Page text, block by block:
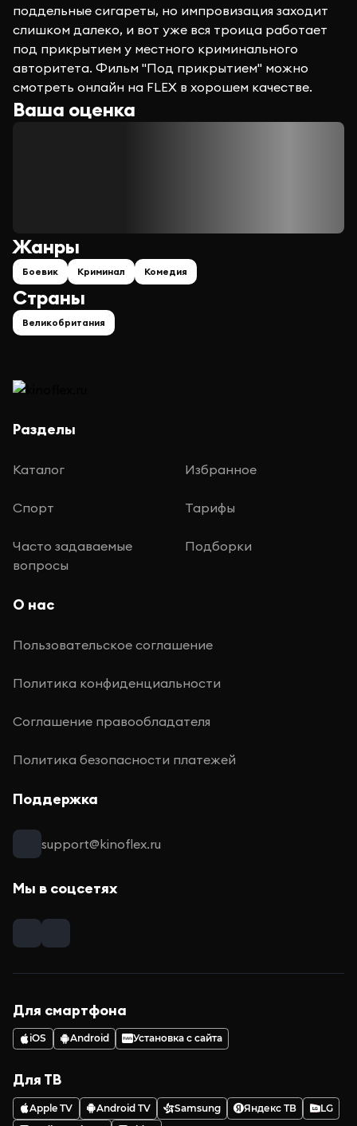
поддельные сигареты, но импровизация заходит
слишком далеко, и вот уже вся троица работает
под прикрытием у местного криминального
авторитета. Фильм "Под прикрытием" можно
смотреть онлайн на FLEX в хорошем качестве.
Ваша оценка
Страны
Великобритания
Жанры
Боевик Криминал Комедия
Разделы
Каталог Избранное
Спорт Тарифы
Часто задаваемые
вопросы
Подборки
О нас
Пользовательское соглашение
Политика конфиденциальности
Соглашение правообладателя
Политика безопасности платежей
Поддержка
support@kinoflex.ru
Мы в соцсетях
Для смартфона
iOS Android Установка с сайта
Для ТВ
Apple TV Android TV Samsung Яндекс ТВ
LG